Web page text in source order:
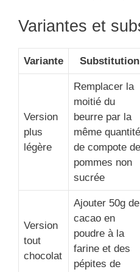
Variantes et
Variante Substitution
Version
plus
légère
Remplacer la
moitié du
beurre par la
même quantité
de compote de
pommes non
sucrée
Version
tout
chocolat
Ajouter 50g de
cacao en
poudre à la
farine et des
pépites de